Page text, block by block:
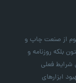
از صنعت چاپ و
بلکه روزنامه و
شرایط فعلی
ابزارهای